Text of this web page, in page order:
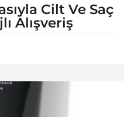
Cilt Ve Saç
Alışveriş